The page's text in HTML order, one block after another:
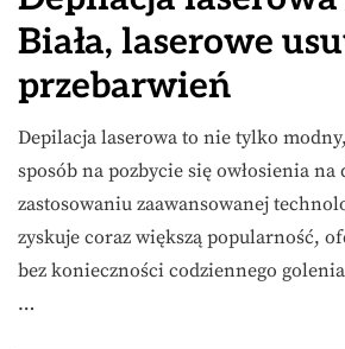
Biała, laserowe
przebarwień
Depilacja laserowa to nie tylko
sposób na pozbycie się owłosienia na
zastosowaniu zaawansowanej
zyskuje coraz większą popularność,
bez konieczności codziennego
…